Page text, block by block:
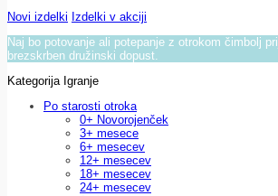
Novi izdelki Izdelki v akciji
Naj bo potovanje ali potepanje z otrokom čimbolj
brezskrben družinski dopust.
Kategorija Igranje
Po starosti otroka
0+ Novorojenček
3+ mesece
6+ mesecev
12+ mesecev
18+ mesecev
24+ mesecev